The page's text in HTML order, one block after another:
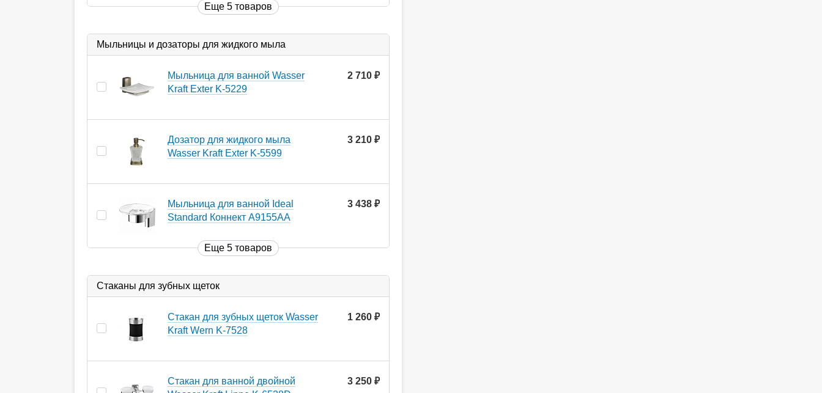
Еще 5 товаров
Мыльницы и дозаторы для жидкого мыла
Мыльница для ванной Wasser
Kraft Exter K-5229
2 710
Дозатор для жидкого мыла
Wasser Kraft Exter K-5599
3 210
Мыльница для ванной Ideal
Standard Коннект A9155AA
3 438
Еще 5 товаров
Стаканы для зубных щеток
Стакан для зубных щеток Wasser
Kraft Wern K-7528
1 260
Стакан для ванной двойной
3 250